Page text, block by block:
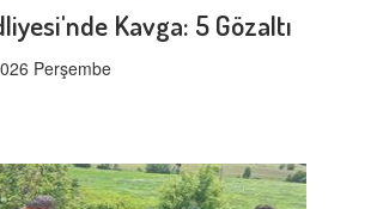
Kavga: 5 Gözaltı
Perşembe